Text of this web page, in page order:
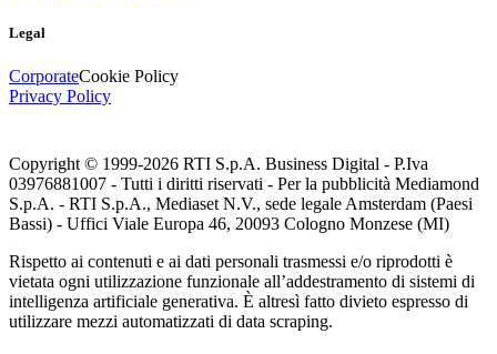
Legal
CorporateCookie Policy
Privacy Policy
Copyright © 1999-2026 RTI S.p.A. Business Digital - P.Iva
03976881007 - Tutti i diritti riservati - Per la pubblicità Mediamond
S.p.A. - RTI S.p.A., Mediaset N.V., sede legale Amsterdam (Paesi
Bassi) - Uffici Viale Europa 46, 20093 Cologno Monzese (MI)
Rispetto ai contenuti e ai dati personali trasmessi e/o riprodotti è
vietata ogni utilizzazione funzionale all’addestramento di sistemi di
intelligenza artificiale generativa. È altresì fatto divieto espresso di
utilizzare mezzi automatizzati di data scraping.